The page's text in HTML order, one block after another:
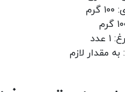
مقدار لازم